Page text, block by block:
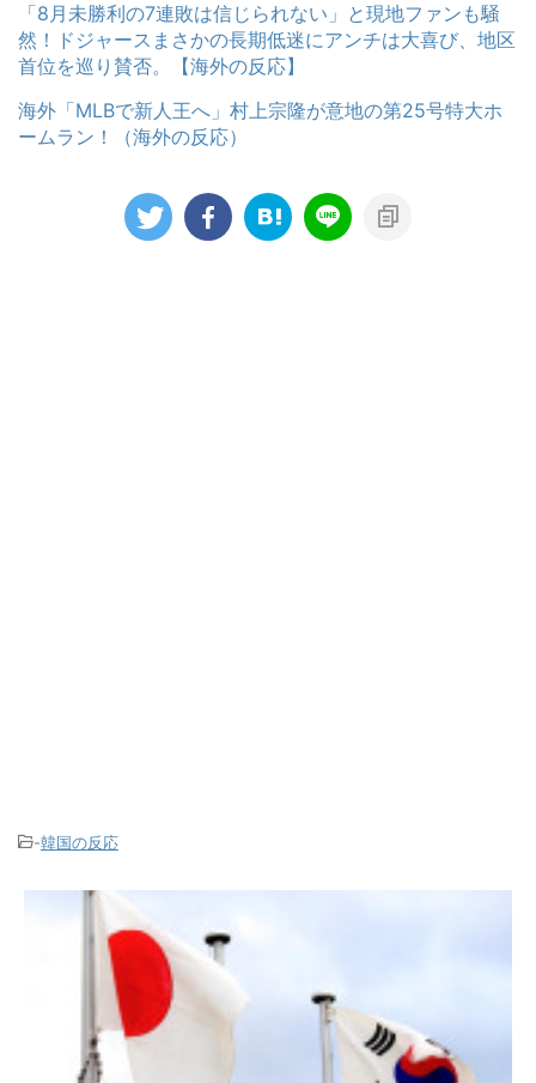
「8月未勝利の7連敗は信じられない」と現地ファンも騒
然！ドジャースまさかの長期低迷にアンチは大喜び、地区
首位を巡り賛否。【海外の反応】
海外「MLBで新人王へ」村上宗隆が意地の第25号特大ホ
ームラン！（海外の反応）
-韓国の反応